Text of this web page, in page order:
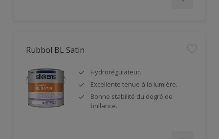
Rubbol BL Satin
Hydrorégulateur.
Excellente tenue à la lumière.
Bonne stabilité du degré de
brillance.